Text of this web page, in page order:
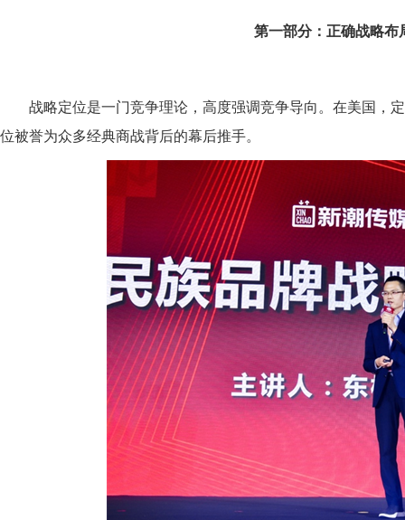
第一部分：正确战略布
战略定位是一门竞争理论，高度强调竞争导向。在美国，
位被誉为众多经典商战背后的幕后推手。